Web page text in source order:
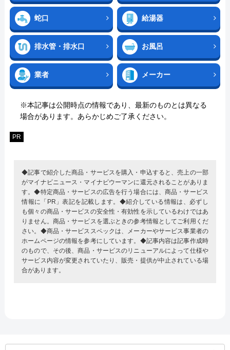
蛇口 給湯器
排水管・排水口 お風呂
業者 メーカー
※本記事は公開時点の情報であり、最新のものとは異なる
場合があります。あらかじめご了承ください。
PR
◆記事で紹介した商品・サービスを購入・申込すると、売上の一部
がマイナビニュース・マイナビウーマンに還元されることがありま
す。◆特定商品・サービスの広告を行う場合には、商品・サービス
情報に「PR」表記を記載します。◆紹介している情報は、必ずし
も個々の商品・サービスの安全性・有効性を示しているわけではあ
りません。商品・サービスを選ぶときの参考情報としてご利用くだ
さい。◆商品・サービススペックは、メーカーやサービス事業者の
ホームページの情報を参考にしています。◆記事内容は記事作成時
のもので、その後、商品・サービスのリニューアルによって仕様や
サービス内容が変更されていたり、販売・提供が中止されている場
合があります。